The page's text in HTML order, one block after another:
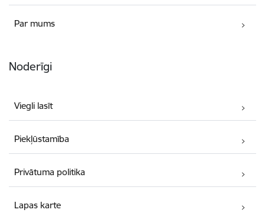
Par mums
Noderīgi
Viegli lasīt
Piekļūstamība
Privātuma politika
Lapas karte